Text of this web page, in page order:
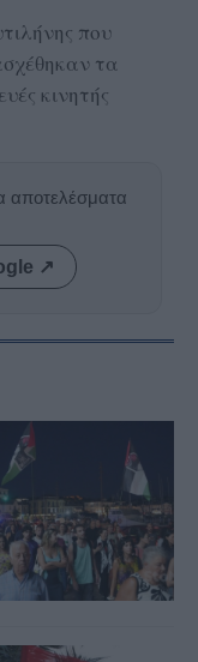
που
τα
κινητής
αποτελέσματα
↗